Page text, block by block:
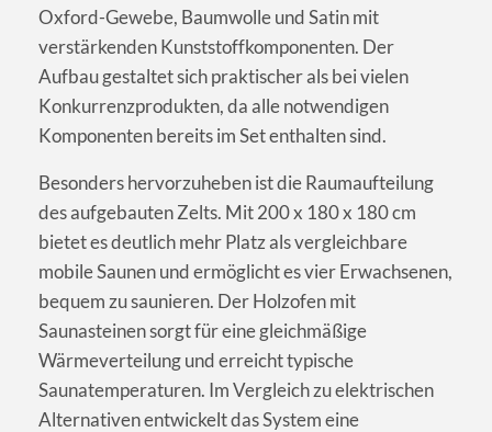
Oxford-Gewebe, Baumwolle und Satin mit
verstärkenden Kunststoffkomponenten. Der
Aufbau gestaltet sich praktischer als bei vielen
Konkurrenzprodukten, da alle notwendigen
Komponenten bereits im Set enthalten sind.
Besonders hervorzuheben ist die Raumaufteilung
des aufgebauten Zelts. Mit 200 x 180 x 180 cm
bietet es deutlich mehr Platz als vergleichbare
mobile Saunen und ermöglicht es vier Erwachsenen,
bequem zu saunieren. Der Holzofen mit
Saunasteinen sorgt für eine gleichmäßige
Wärmeverteilung und erreicht typische
Saunatemperaturen. Im Vergleich zu elektrischen
Alternativen entwickelt das System eine